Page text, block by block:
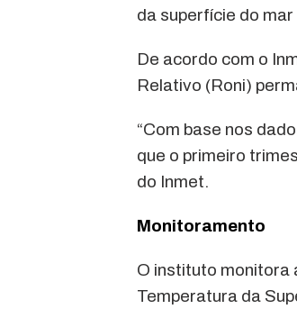
da superfície do
De acordo com o
Relativo (Roni)
“Com base nos
que o primeiro
do Inmet.
Monitoramento
O instituto monitora
Temperatura da